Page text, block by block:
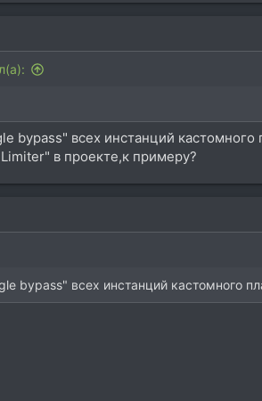
bypass" всех инстанций кастомного
в проекте,к примеру?
bypass" всех инстанций кастомного